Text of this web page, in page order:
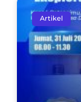
Artikel